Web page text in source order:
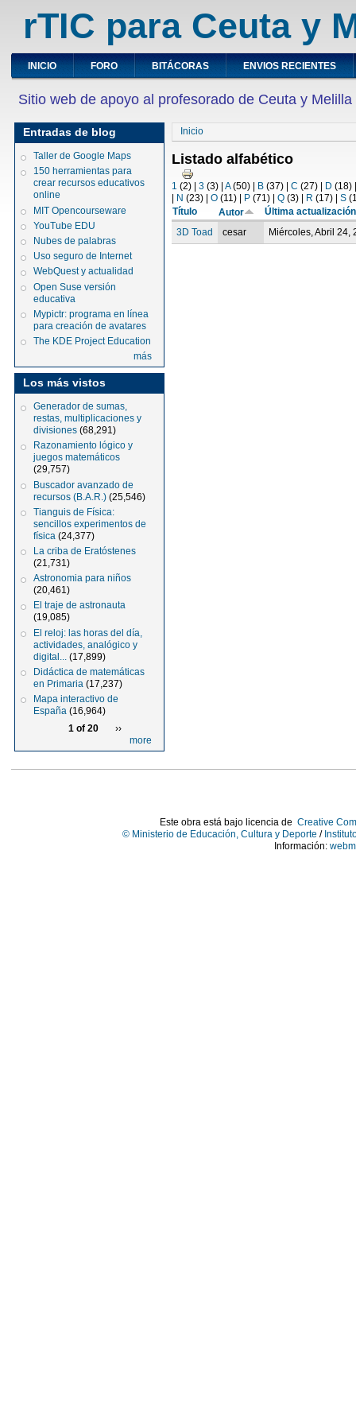
rTIC para Ceuta y
INICIO FORO BITÁCORAS ENVIOS RECIENTES
Sitio web de apoyo al profesorado de Ceuta y Melilla
Entradas de blog
Taller de Google Maps
150 herramientas para
crear recursos educativos
online
MIT Opencourseware
YouTube EDU
Nubes de palabras
Uso seguro de Internet
WebQuest y actualidad
Open Suse versión
educativa
Mypictr: programa en línea
para creación de avatares
The KDE Project Education
más
Los más vistos
Generador de sumas,
restas, multiplicaciones y
divisiones (68,291)
Razonamiento lógico y
juegos matemáticos
(29,757)
Buscador avanzado de
recursos (B.A.R.) (25,546)
Tianguis de Física:
sencillos experimentos de
física (24,377)
La criba de Eratóstenes
(21,731)
Astronomia para niños
(20,461)
El traje de astronauta
(19,085)
El reloj: las horas del día,
actividades, analógico y
digital...
(17,899)
Didáctica de matemáticas
en Primaria (17,237)
Mapa interactivo de
España (16,964)
1 of 20
››
more
Inicio
Listado alfabético
1 (2) |3 (3) |A(50) B (37) |C (27) D (18)
N (23) |O (11) P (71) |Q (3) R (17) |S
Título
Autor
Última actualización
3D Toad
cesar Miércoles, Abril 24,
Este obra está bajo licencia de Creative
© Ministerio de Educación, Cultura y Deporte /
Información: